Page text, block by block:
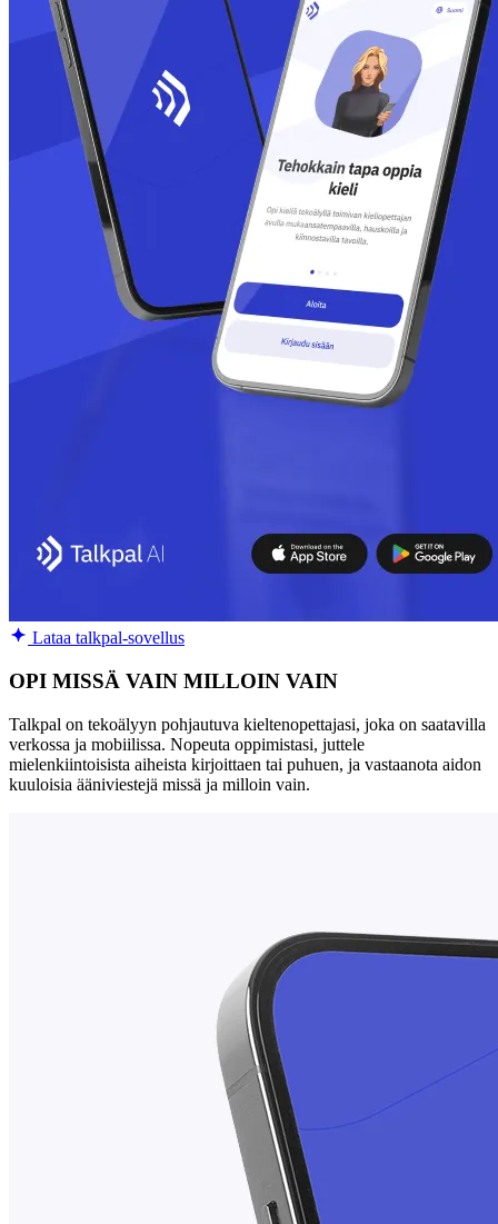
Lataa talkpal-sovellus
OPI MISSÄ VAIN MILLOIN VAIN
Talkpal on tekoälyyn pohjautuva kieltenopettajasi, joka on saatavilla
verkossa ja mobiilissa. Nopeuta oppimistasi, juttele
mielenkiintoisista aiheista kirjoittaen tai puhuen, ja vastaanota aidon
kuuloisia ääniviestejä missä ja milloin vain.